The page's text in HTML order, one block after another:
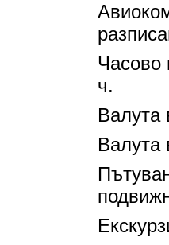
Часово
ч.
Валута
Валута